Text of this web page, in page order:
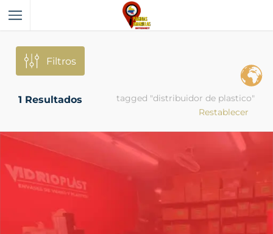
Filtros
1 Resultados
tagged "distribuidor de plastico"
Restablecer